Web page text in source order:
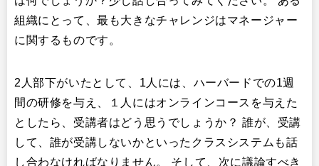
組織にとって、最も大きなチャレンジはマネージャー
に関するものです。
2人部下がいたとして、1人には、ハーバードでの1週
間の研修を与え、１人にはオンラインコースを与えた
としたら、受講者はどう思うでしょうか？ 誰が、受講
して、誰が受講しないかといったクラスシステムも話
し合わなければなりません。 そして、次に議論すべき